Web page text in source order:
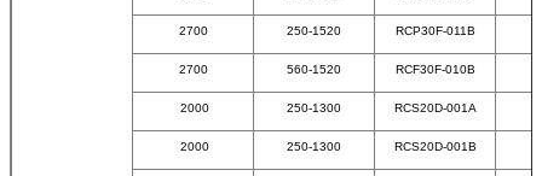
2700 250-1520 RCP30F-011B
2700 560-1520 RCF30F-010B
2000 250-1300 RCS20D-001A
2000 250-1300 RCS20D-001B